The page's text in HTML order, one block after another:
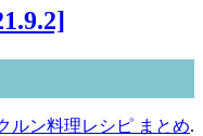
ルン料理レシピ まとめ.